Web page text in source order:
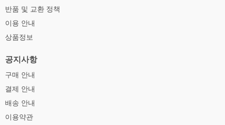
반품 및 교환 정책
이용 안내
상품정보
공지사항
구매 안내
결제 안내
배송 안내
이용약관